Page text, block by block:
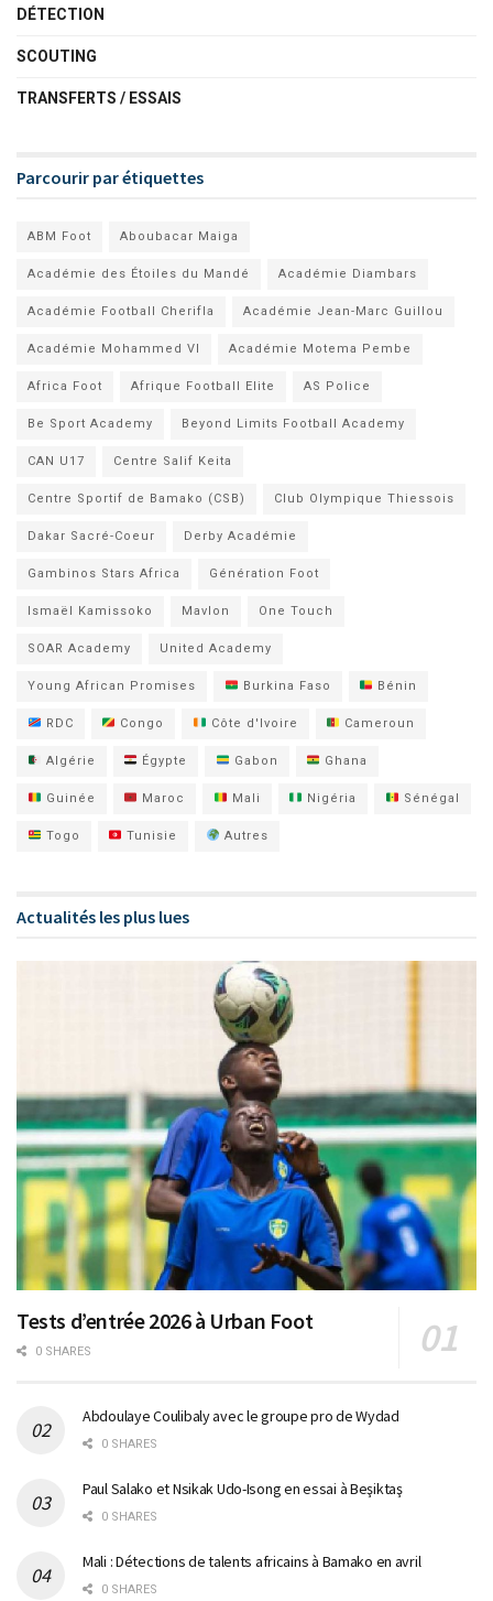
DÉTECTION
SCOUTING
TRANSFERTS / ESSAIS
Parcourir par étiquettes
ABM Foot Aboubacar Maiga
Académie des Étoiles du Mandé Académie Diambars
Académie Football Cherifla Académie Jean-Marc Guillou
Académie Mohammed VI Académie Motema Pembe
Africa Foot Afrique Football Elite AS Police
Be Sport Academy Beyond Limits Football Academy
CAN U17 Centre Salif Keita
Centre Sportif de Bamako (CSB) Club Olympique Thiessois
Dakar Sacré-Coeur Derby Académie
Gambinos Stars Africa Génération Foot
Ismaël Kamissoko Mavlon One Touch
SOAR Academy United Academy
Young African Promises Burkina Faso Bénin
RDC Congo Côte d'Ivoire Cameroun
Algérie Égypte Gabon Ghana
Guinée Maroc Mali Nigéria Sénégal
Togo Tunisie Autres
Actualités les plus lues
Tests d’entrée 2026 à Urban Foot
0 SHARES
Abdoulaye Coulibaly avec le groupe pro de Wydad
0 SHARES
Paul Salako et Nsikak Udo-Isong en essai à Beşiktaş
0 SHARES
Mali : Détections de talents africains à Bamako en avril
0 SHARES